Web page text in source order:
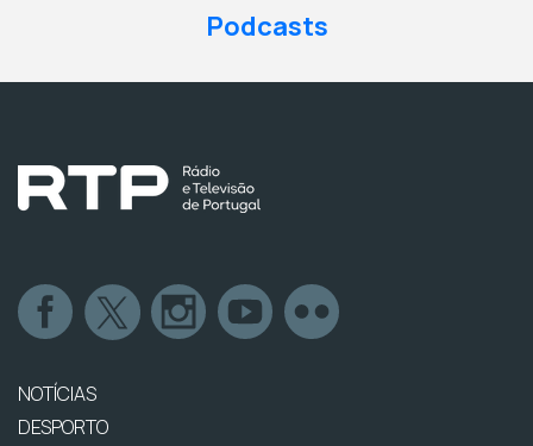
Podcasts
NOTÍCIAS
DESPORTO